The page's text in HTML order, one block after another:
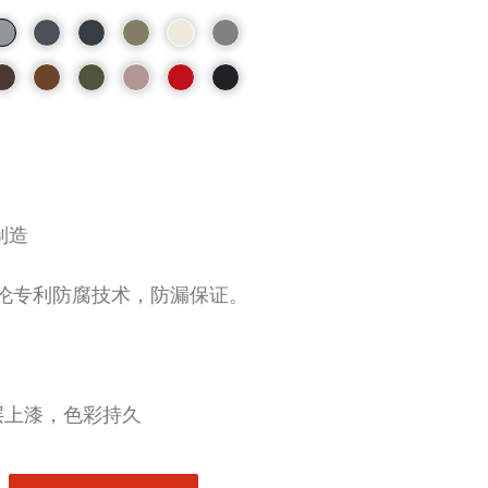
造
专利防腐技术，防漏保证。
漆，色彩持久